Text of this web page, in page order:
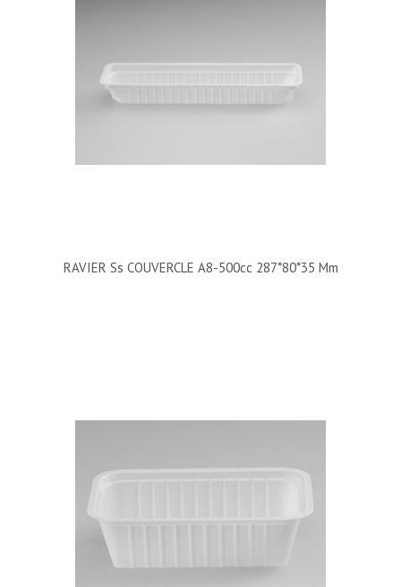
RAVIER Ss COUVERCLE A8-500cc 287*80*35 Mm